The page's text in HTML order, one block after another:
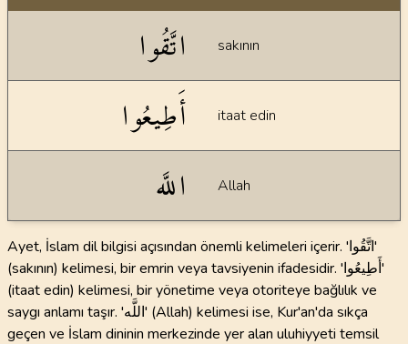
اتَّقُوا sakının
أَطِيعُوا itaat edin
اللَّه Allah
Ayet, İslam dil bilgisi açısından önemli kelimeleri içerir. 'اتَّقُوا'
(sakının) kelimesi, bir emrin veya tavsiyenin ifadesidir. 'أَطِيعُوا'
(itaat edin) kelimesi, bir yönetime veya otoriteye bağlılık ve
saygı anlamı taşır. 'اللَّه' (Allah) kelimesi ise, Kur'an'da sıkça
geçen ve İslam dininin merkezinde yer alan uluhiyyeti temsil